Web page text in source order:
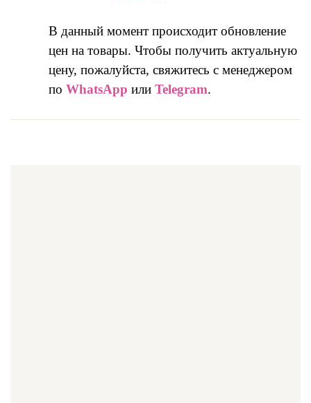
В данный момент происходит обновление
цен на товары. Чтобы получить актуальную
цену, пожалуйста, свяжитесь с менеджером
по WhatsApp или Telegram.